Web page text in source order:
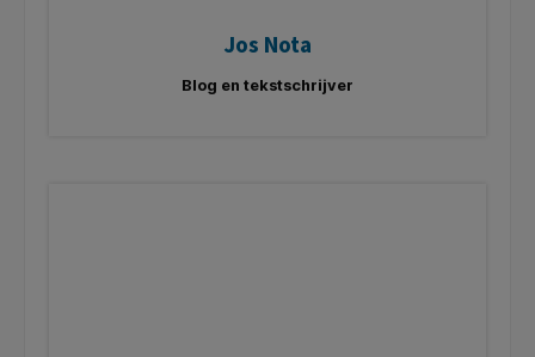
Jos Nota
Blog en tekstschrijver